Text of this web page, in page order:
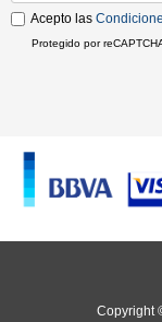
Acepto las
Protegido por
Copyright